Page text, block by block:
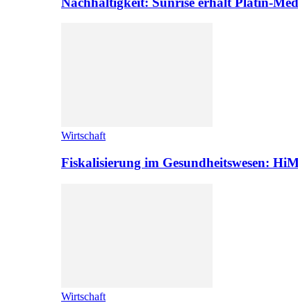
Wirtschaft
Fiskalisierung im Gesundheitswesen:
Wirtschaft